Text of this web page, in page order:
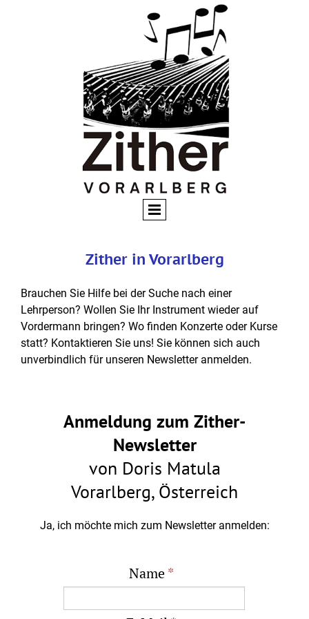
Zither in Vorarlberg
Brauchen Sie Hilfe bei der Suche nach einer
Lehrperson? Wollen Sie Ihr Instrument wieder auf
Vordermann bringen? Wo finden Konzerte oder Kurse
statt? Kontaktieren Sie uns! Sie können sich auch
unverbindlich für unseren Newsletter anmelden.
Anmeldung zum Zither-
Newsletter
von Doris Matula
Vorarlberg, Österreich
Ja, ich möchte mich zum Newsletter anmelden:
Name*